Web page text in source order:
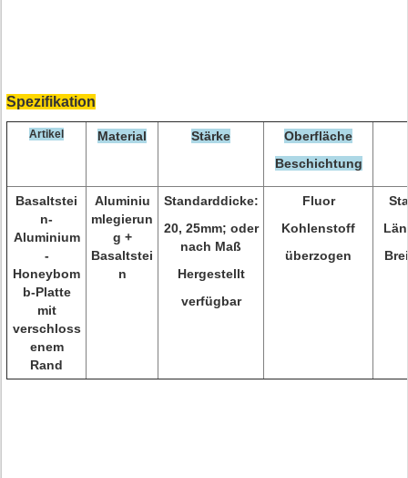
Spezifikation
Artikel Material Stärke
Oberfläche
Beschichtung
Basaltstei
n-
Aluminium
-
Honeybom
b-Platte
mit
verschloss
enem
Rand
Aluminiu
mlegierun
g +
Basaltstei
n
Standarddicke:
20, 25mm; oder
nach Maß
Hergestellt
verfügbar
Fluor
Kohlenstoff
überzogen